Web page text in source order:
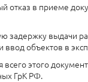
отказ в приеме
задержку выдачи
ввод объектов в
всего этого
ГрК РФ.